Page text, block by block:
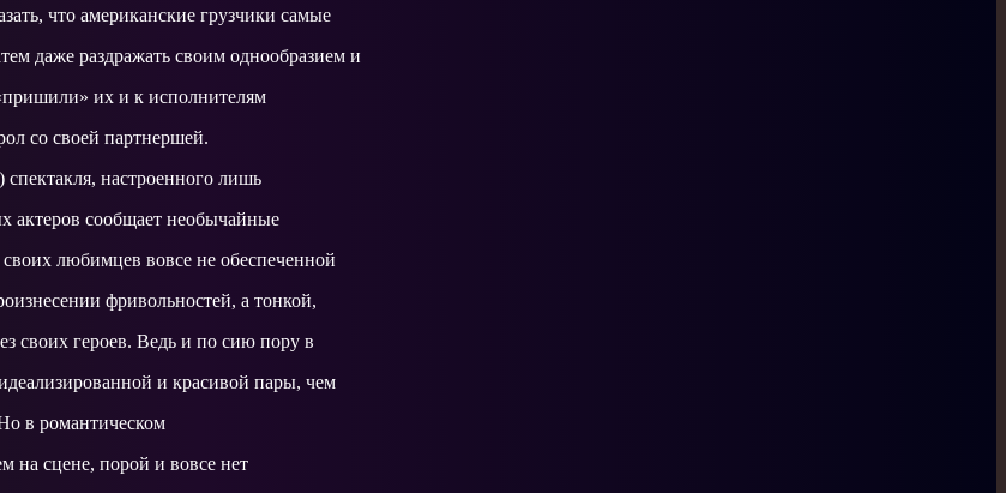
что американские грузчики самые
даже раздражать своим однообразием и
их и к исполнителям
со своей партнершей.
настроенного лишь
актеров сообщает необычайные
любимцев вовсе не обеспеченной
фривольностей, а тонкой,
своих героев. Ведь и по сию пору в
и красивой пары, чем
в романтическом
на сцене, порой и вовсе нет